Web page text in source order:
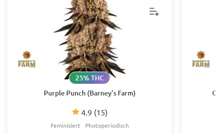
Purple Punch (Barney's Farm)
4.9 (15)
25% THC
Feminisiert Photoperiodisch